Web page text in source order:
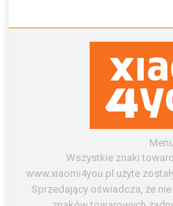
Wszystkie znaki
www.xiaomi4you.pl użyte
Sprzedający oświadcza, że